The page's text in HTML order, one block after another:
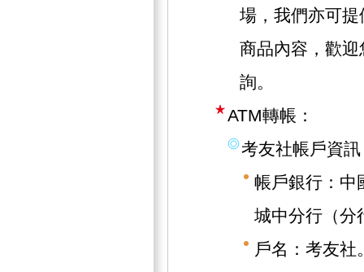
場，我們亦可
商品內容，歡
詢。
ATM轉帳：
考友社帳戶資
帳戶銀行：中
城中分行（分
戶名：考友社